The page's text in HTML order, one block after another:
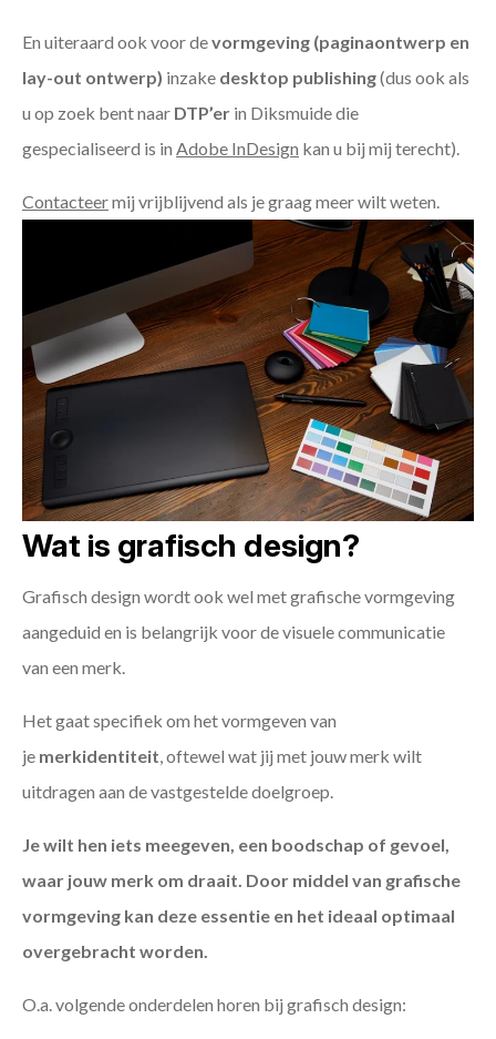
En uiteraard ook voor devormgeving (paginaontwerp en
lay-out ontwerp) inzake desktop publishing(dus ook als
u op zoek bent naar DTP’er in Diksmuide die
gespecialiseerd is in Adobe InDesign kan u bij mij terecht).
Contacteermij vrijblijvend als je graag meer wilt weten.
Wat is grafisch design?
Grafisch design wordt ook wel met grafische vormgeving
aangeduid en is belangrijk voor de visuele communicatie
van een merk.
Het gaat specifiek om het vormgeven van
je merkidentiteit , oftewel wat jij met jouw merk wilt
uitdragen aan de vastgestelde doelgroep.
Je wilt hen iets meegeven, een boodschap of gevoel,
waar jouw merk om draait. Door middel van grafische
vormgeving kan deze essentie en het ideaal optimaal
overgebracht worden.
O.a. volgende onderdelen horen bij grafisch design: